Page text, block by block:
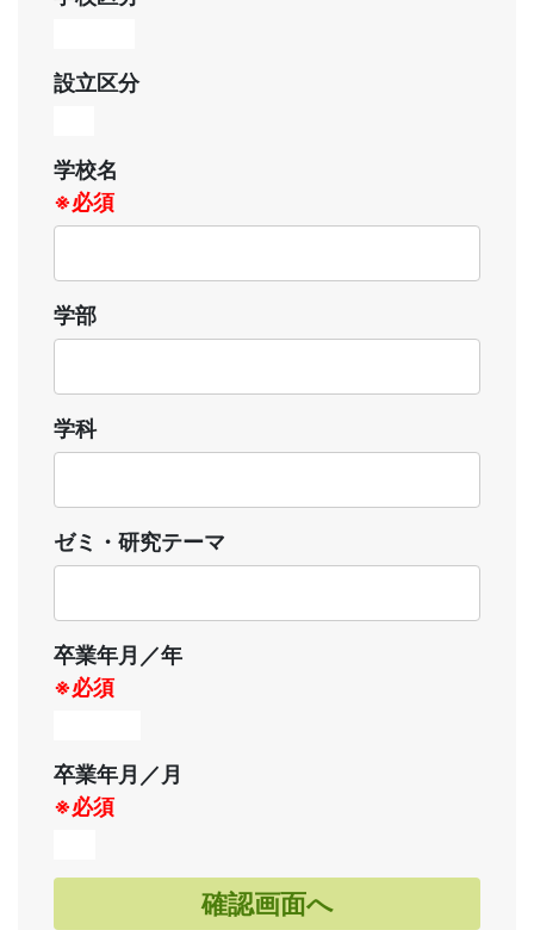
設立区分
学校名
※必須
学部
学科
ゼミ・研究テーマ
卒業年月／年
※必須
卒業年月／月
※必須